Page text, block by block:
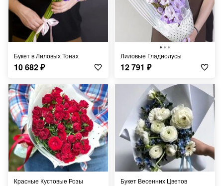
Букет в Лиловых Тонах
10 682₽
Лиловые Гладиолусы
12 791 ₽
Красные Кустовые Розы Букет Весенних Цветов